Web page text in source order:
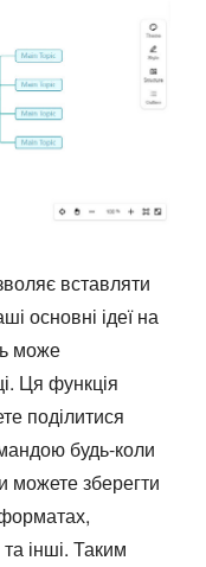
вставляти
основні ідеї на
може
Ця функція
поділитися
будь-коли
можете зберегти
форматах,
інші. Таким